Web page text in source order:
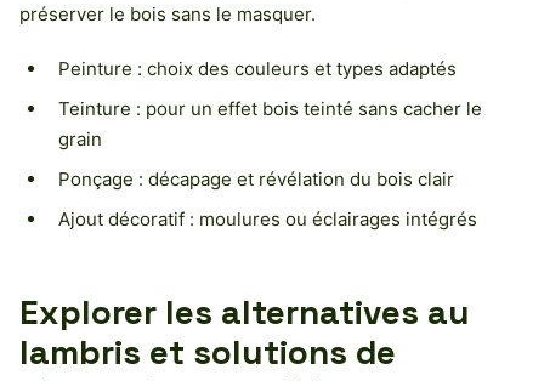
préserver le bois sans le masquer.
Peinture : choix des couleurs et types adaptés
Teinture : pour un effet bois teinté sans cacher le
grain
Ponçage : décapage et révélation du bois clair
Ajout décoratif : moulures ou éclairages intégrés
Explorer les alternatives au
lambris et solutions de